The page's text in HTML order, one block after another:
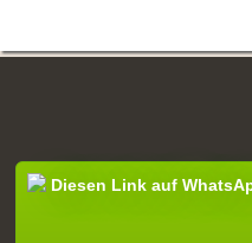
Diesen Link auf